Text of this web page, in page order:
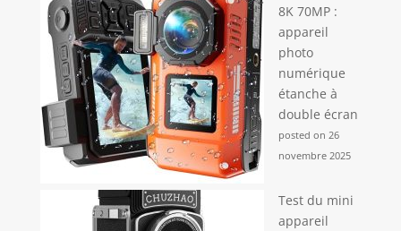
8K 70MP :
appareil
photo
numérique
étanche à
double écran
posted on 26
novembre 2025
Test du mini
appareil